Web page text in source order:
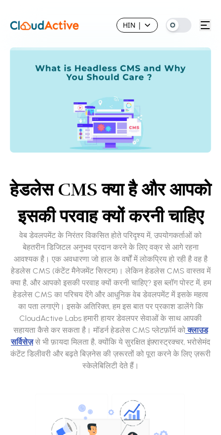
HIN |
हेडलेस CMS क्या है और आपको
इसकी परवाह क्यों करनी चाहिए
वेब डेवलपमेंट के निरंतर विकसित होते परिदृश्य में, उपयोगकर्ताओं को
बेहतरीन डिजिटल अनुभव प्रदान करने के लिए वक्र से आगे रहना
आवश्यक है। एक अवधारणा जो हाल के वर्षों में लोकप्रिय हो रही है वह है
हेडलेस CMS (कंटेंट मैनेजमेंट सिस्टम)। लेकिन हेडलेस CMS वास्तव में
क्या है, और आपको इसकी परवाह क्यों करनी चाहिए? इस ब्लॉग पोस्ट में, हम
हेडलेस CMS का परिचय देंगे और आधुनिक वेब डेवलपमेंट में इसके महत्व
का पता लगाएंगे। इसके अतिरिक्त, हम इस बात पर प्रकाश डालेंगे कि
CloudActive Labs हमारी हायर डेवलपर सेवाओं के साथ आपकी
सहायता कैसे कर सकता है। मॉडर्न हेडलेस CMS प्लेटफ़ॉर्म कोक्लाउड
सर्विसेज़से भी फ़ायदा मिलता है, क्योंकि ये सुरक्षित इंफ़्रास्ट्रक्चर, भरोसेमंद
कंटेंट डिलीवरी और बढ़ते बिज़नेस की ज़रूरतों को पूरा करने के लिए ज़रूरी
स्केलेबिलिटी देते हैं।